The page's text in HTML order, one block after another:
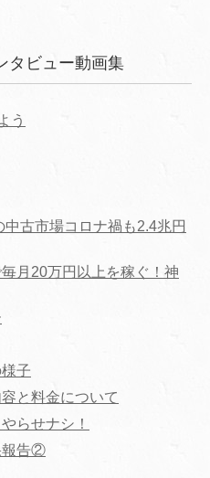
タビュー動画集
う
古市場コロナ禍も2.4兆円
月20万円以上を稼ぐ！神
子
と料金について
らせナシ！
報告②